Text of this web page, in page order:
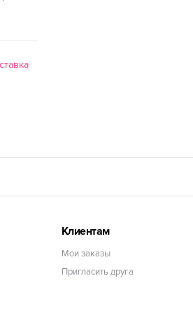
Клиентам
Мои заказы
Пригласить друга